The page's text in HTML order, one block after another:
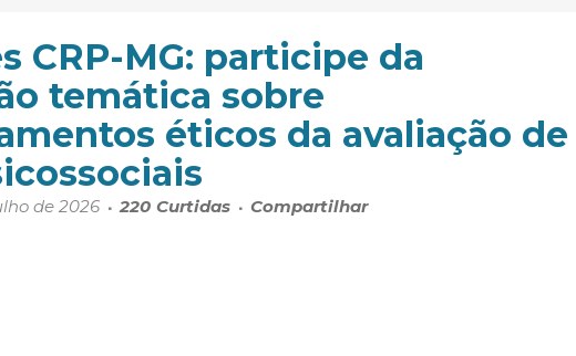
CRP-MG: participe da
temática sobre
éticos da avaliação de
de 2026 220 Curtidas Compartilhar